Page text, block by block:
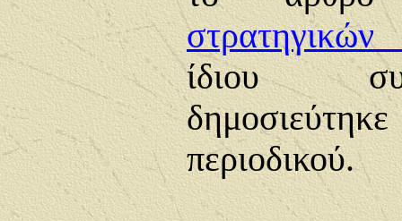
ίδιου
περιοδικού.